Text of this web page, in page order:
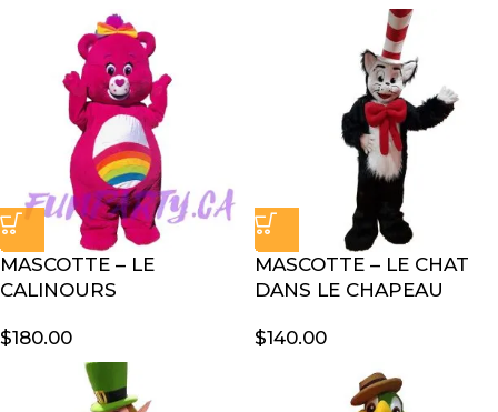
MASCOTTE – LE
CALINOURS
$180.00
MASCOTTE – LE CHAT
DANS LE CHAPEAU
$140.00